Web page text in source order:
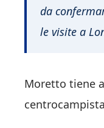
da
le visite a
Moretto tiene